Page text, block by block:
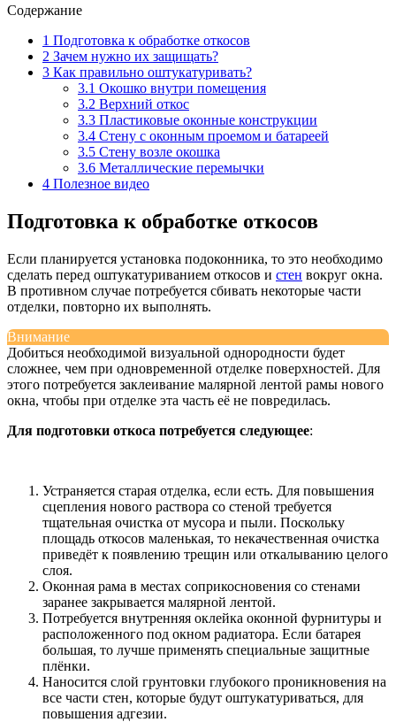
Содержание
1 Подготовка к обработке откосов
2 Зачем нужно их защищать?
3 Как правильно оштукатуривать?
3.1 Окошко внутри помещения
3.2 Верхний откос
3.3 Пластиковые оконные конструкции
3.4 Стену с оконным проемом и батареей
3.5 Стену возле окошка
3.6 Металлические перемычки
4 Полезное видео
Подготовка к обработке откосов
Если планируется установка подоконника, то это необходимо
сделать перед оштукатуриванием откосов и стен вокруг окна.
В противном случае потребуется сбивать некоторые части
отделки, повторно их выполнять.
Внимание
Добиться необходимой визуальной однородности будет
сложнее, чем при одновременной отделке поверхностей. Для
этого потребуется заклеивание малярной лентой рамы нового
окна, чтобы при отделке эта часть её не повредилась.
Для подготовки откоса потребуется следующее:
Устраняется старая отделка, если есть. Для повышения
сцепления нового раствора со стеной требуется
тщательная очистка от мусора и пыли. Поскольку
площадь откосов маленькая, то некачественная очистка
приведёт к появлению трещин или откалыванию целого
слоя.
Оконная рама в местах соприкосновения со стенами
заранее закрывается малярной лентой.
Потребуется внутренняя оклейка оконной фурнитуры и
расположенного под окном радиатора. Если батарея
большая, то лучше применять специальные защитные
плёнки.
Наносится слой грунтовки глубокого проникновения на
все части стен, которые будут оштукатуриваться, для
повышения адгезии.